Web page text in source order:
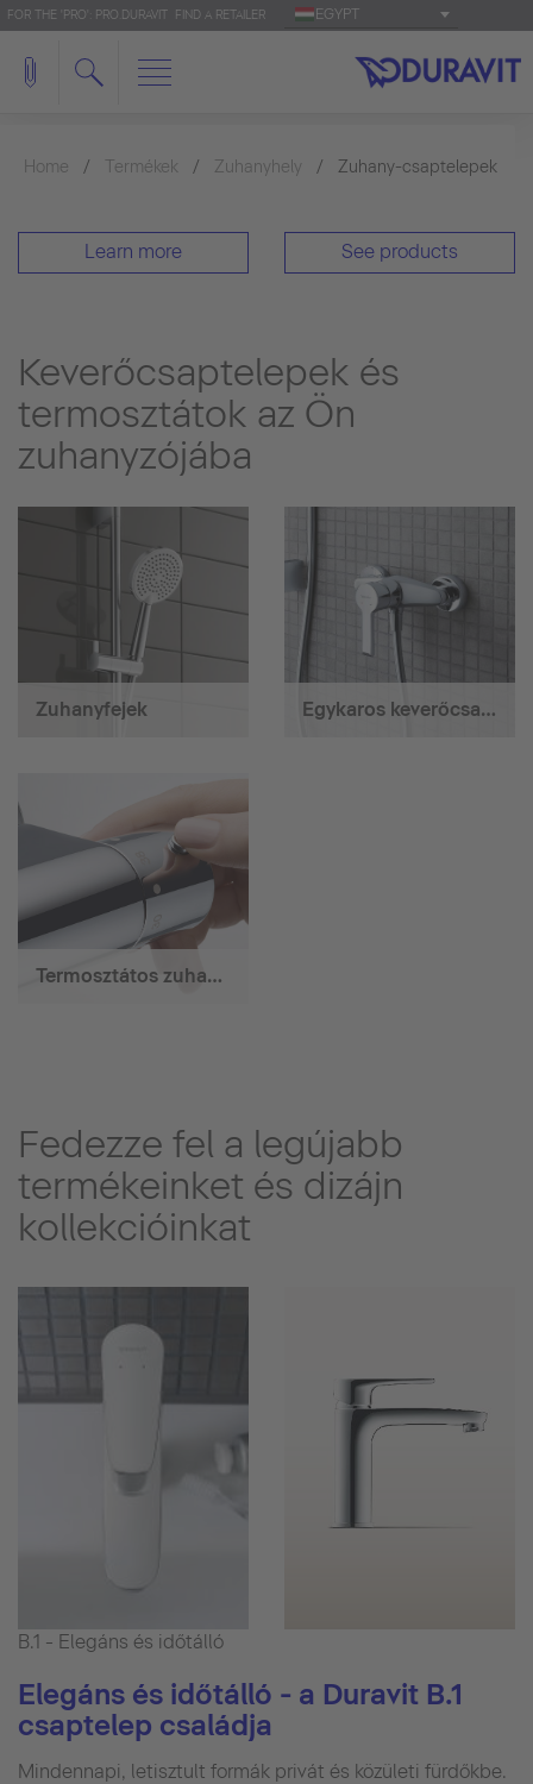
FOR THE 'PRO': PRO.DURAVIT FIND A RETAILER EGYPT
Home Termékek Zuhanyhely Zuhany-csaptelepek
Learn more See products
Keverőcsaptelepek és
termosztátok az Ön
zuhanyzójába
Zuhanyfejek Egykaros keverőcsaptelep
Termosztátos zuhanycsaptelep
Fedezze fel a legújabb
termékeinket és dizájn
kollekcióinkat
B.1 - Elegáns és időtálló
Elegáns és időtálló - a Duravit B.1
csaptelep családja
Mindennapi, letisztult formák privát és közületi fürdőkbe.